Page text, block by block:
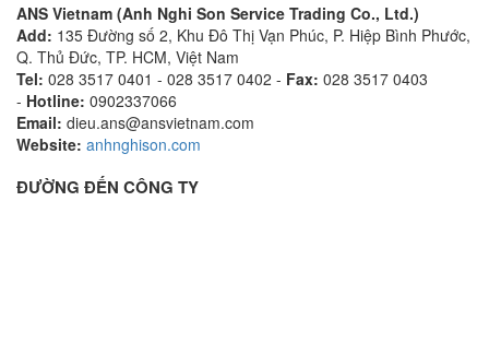
ANS Vietnam (Anh Nghi Son Service Trading Co., Ltd.)
Add: 135 Đường số 2, Khu Đô Thị Vạn Phúc, P. Hiệp Bình Phước,
Q. Thủ Đức, TP. HCM, Việt Nam
Tel: 028 3517 0401 - 028 3517 0402 - Fax: 028 3517 0403
- Hotline: 0902337066
Email: dieu.ans@ansvietnam.com
Website: anhnghison.com
ĐƯỜNG ĐẾN CÔNG TY